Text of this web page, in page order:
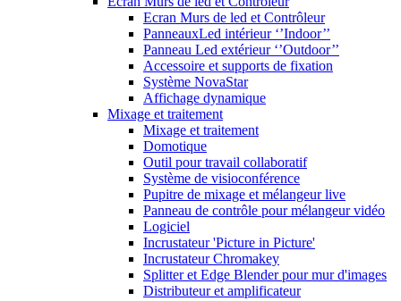
Ecran Murs de led et Contrôleur
PanneauxLed intérieur ‘’Indoor’’
Panneau Led extérieur ‘’Outdoor’’
Accessoire et supports de fixation
Système NovaStar
Affichage dynamique
Mixage et traitement
Mixage et traitement
Domotique
Outil pour travail collaboratif
Système de visioconférence
Pupitre de mixage et mélangeur live
Panneau de contrôle pour mélangeur vidéo
Logiciel
Incrustateur 'Picture in Picture'
Incrustateur Chromakey
Splitter et Edge Blender pour mur d'images
Distributeur et amplificateur